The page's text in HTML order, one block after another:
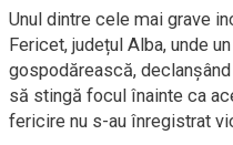
Unul dintre cele mai grave
Fericet, județul Alba, unde
gospodărească,
să stingă focul înainte ca
fericire nu s-au înregistrat